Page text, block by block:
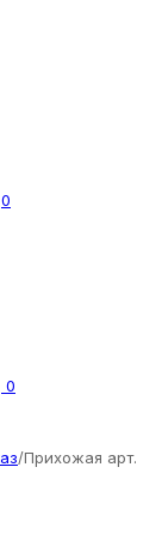
0
0
/Прихожая арт.